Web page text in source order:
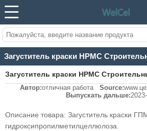
Загуститель краски HPMC
целлюлозы Полимер
Автор:отличная работа Source:
Выпускать дальше:
Описание товара: Загуститель краски
гидроксипропилметилцеллюлоза.